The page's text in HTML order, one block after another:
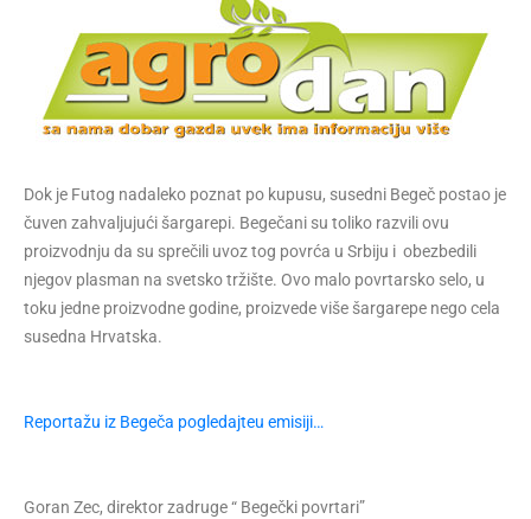
Dok je Futog nadaleko poznat po kupusu, susedni Begeč postao je
čuven zahvaljujući šargarepi. Begečani su toliko razvili ovu
proizvodnju da su sprečili uvoz tog povrća u Srbiju i obezbedili
njegov plasman na svetsko tržište. Ovo malo povrtarsko selo, u
toku jedne proizvodne godine, proizvede više šargarepe nego cela
susedna Hrvatska.
Reportažu iz Begeča pogledajteu emisiji…
Goran Zec, direktor zadruge “ Begečki povrtari”